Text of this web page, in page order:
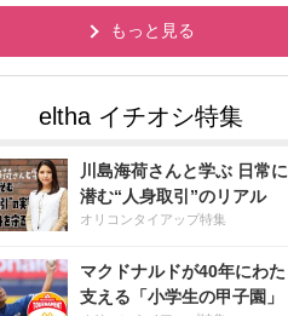
もっと見る
川島海荷さんと学ぶ 日常に
潜む“人身取引”のリアル
オリコンタイアップ特集
マクドナルドが40年にわた
支える「小学生の甲子園」